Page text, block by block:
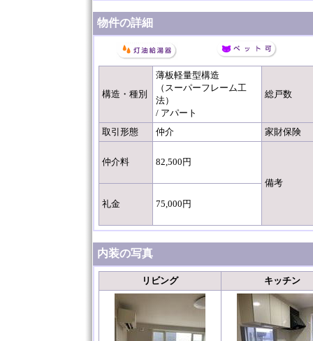
物件の詳細
構造・種別
薄板軽量型構造
（スーパーフレーム工
法）
/ アパート
総戸数
取引形態 仲介 家財保険
仲介料
82,500円
備考
礼金
75,000円
内装の写真
リビング キッチン